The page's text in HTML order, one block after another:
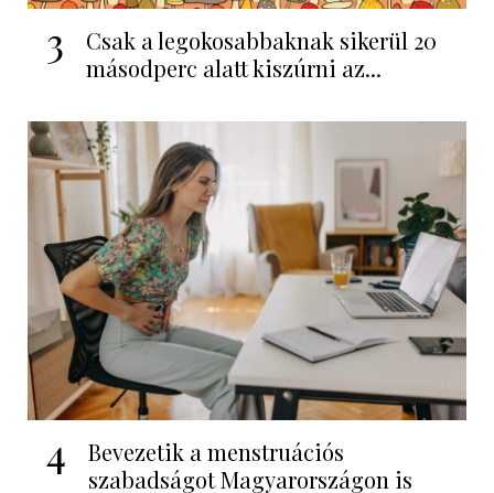
3
Csak a legokosabbaknak sikerül 20
másodperc alatt kiszúrni az...
4
Bevezetik a menstruációs
szabadságot Magyarországon is